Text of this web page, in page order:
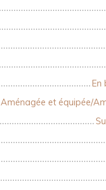
En
Aménagée et équipée/